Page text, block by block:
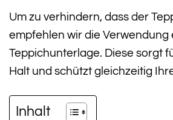
Um zu verhindern, dass der
empfehlen wir die Verwendung
Teppichunterlage. Diese sorgt
Halt und schützt gleichzeitig
Inhalt